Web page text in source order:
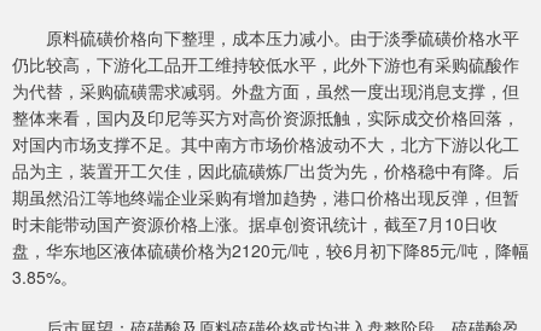
原料硫磺价格向下整理，成本压力减小。由于淡季硫磺价格水平
仍比较高，下游化工品开工维持较低水平，此外下游也有采购硫酸作
为代替，采购硫磺需求减弱。外盘方面，虽然一度出现消息支撑，但
整体来看，国内及印尼等买方对高价资源抵触，实际成交价格回落，
对国内市场支撑不足。其中南方市场价格波动不大，北方下游以化工
品为主，装置开工欠佳，因此硫磺炼厂出货为先，价格稳中有降。后
期虽然沿江等地终端企业采购有增加趋势，港口价格出现反弹，但暂
时未能带动国产资源价格上涨。据卓创资讯统计，截至7月10日收
盘，华东地区液体硫磺价格为2120元/吨，较6月初下降85元/吨，降幅
3.85%。